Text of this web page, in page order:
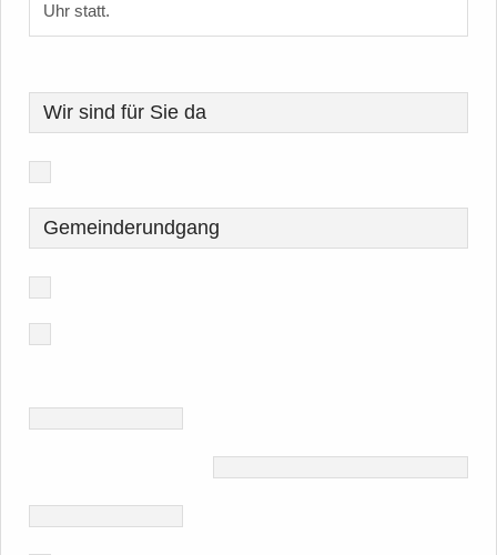
Uhr statt.
Wir sind für Sie da
Gemeinderundgang